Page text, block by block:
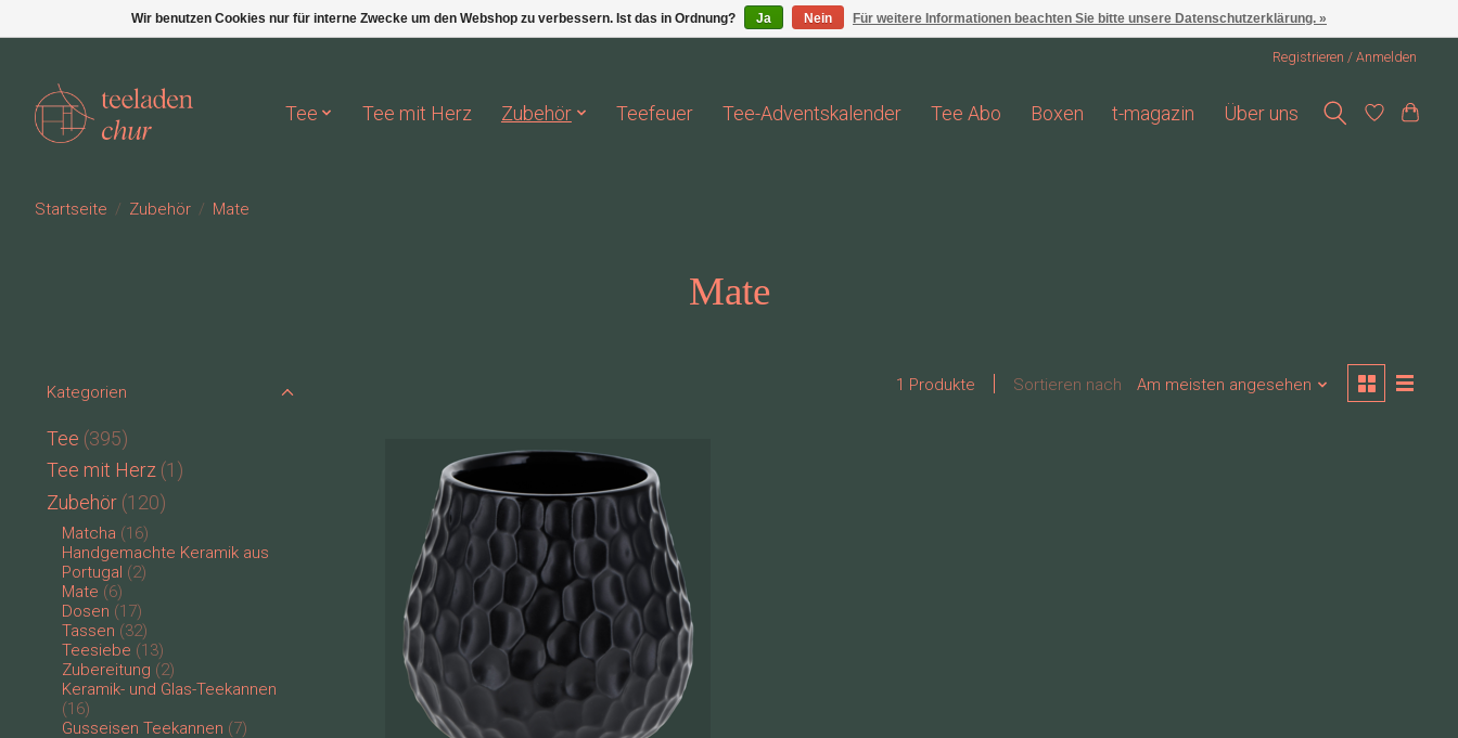
Registrieren / Anmelden
Tee Tee mit Herz Zubehör Teefeuer Tee-Adventskalender Tee Abo Boxen t-magazin Über uns
Startseite / Zubehör / Mate
Mate
Kategorien
Tee (395)
Tee mit Herz (1)
Zubehör (120)
Matcha (16)
Handgemachte Keramik aus
Portugal (2)
Mate (6)
Dosen (17)
Tassen (32)
Teesiebe (13)
Zubereitung (2)
Keramik- und Glas-Teekannen
(16)
Gusseisen Teekannen (7)
1 Produkte Sortieren nach Am meisten angesehen
Wir benutzen Cookies nur für interne Zwecke um den Webshop zu verbessern. Ist das in Ordnung? Ja Nein Für weitere Informationen beachten Sie bitte unsere Datenschutzerklärung. »